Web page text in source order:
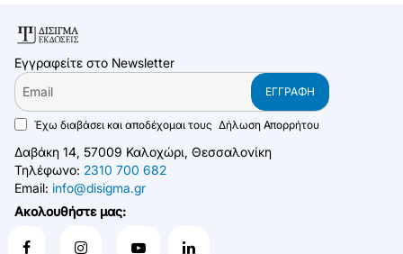
Εγγραφείτε στο Newsletter
Email
ΕΓΓΡΑΦΉ
Έχω διαβάσει και αποδέχομαι τους Δήλωση Απορρήτου
Δαβάκη 14, 57009 Καλοχώρι, Θεσσαλονίκη
Τηλέφωνο: 2310 700 682
Email: info@disigma.gr
Ακολουθήστε μας: